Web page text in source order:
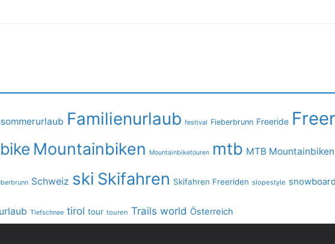
Familienurlaub festival Fieberbrunn Freeride
Mountainbiken Mountainbiketouren mtb MTB Mountainbiken
Schweiz ski Skifahren Skifahren Freeriden slopestyle snowboard
Tiefschnee tirol tour touren Trails world Österreich